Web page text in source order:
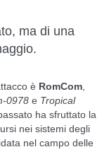
ma di una
è RomCom
0978 e Tropical
ha sfruttato la
nei sistemi degli
nel campo delle